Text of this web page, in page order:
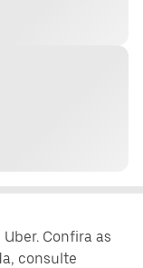
Confira as
consulte